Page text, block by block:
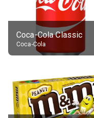
Coca-Cola Classic
Coca-Cola